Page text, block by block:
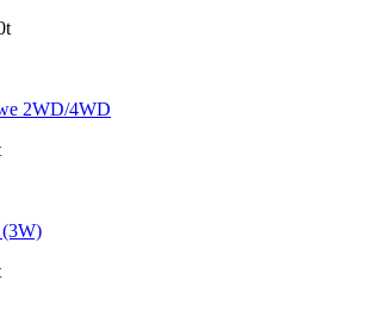
2WD/4WD
(3W)